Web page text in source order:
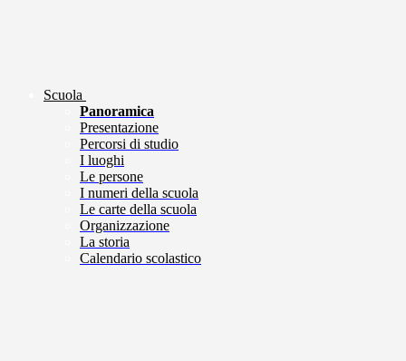
Scuola
Panoramica
Presentazione
Percorsi di studio
I luoghi
Le persone
I numeri della scuola
Le carte della scuola
Organizzazione
La storia
Calendario scolastico